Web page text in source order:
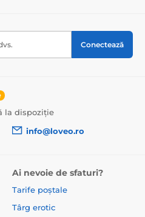
Conectează
la dispoziție
info@loveo.ro
Ai nevoie de sfaturi?
Tarife poștale
Târg erotic